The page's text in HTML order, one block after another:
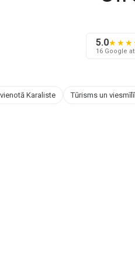
5.0
16 Google
Karaliste Tūrisms un